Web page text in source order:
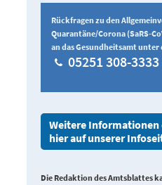
Rückfragen zu den
Quarantäne/Corona (SaRS-
an das Gesundheitsamt
05251 308-3333
Weitere Informationen
hier auf unserer
Die Redaktion des Amtsblattes